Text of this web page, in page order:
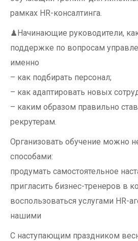
рамках HR-консалтинга.
♟Начинающие руководители,
поддержке по вопросам
именно
– как подбирать персонал;
– как адаптировать новых
– каким образом правильно
рекрутерам.
Организовать обучение можно
способами:
продумать самостоятельное
пригласить бизнес-тренеров в
воспользоваться услугами HR-
нашими
С наступающим праздником